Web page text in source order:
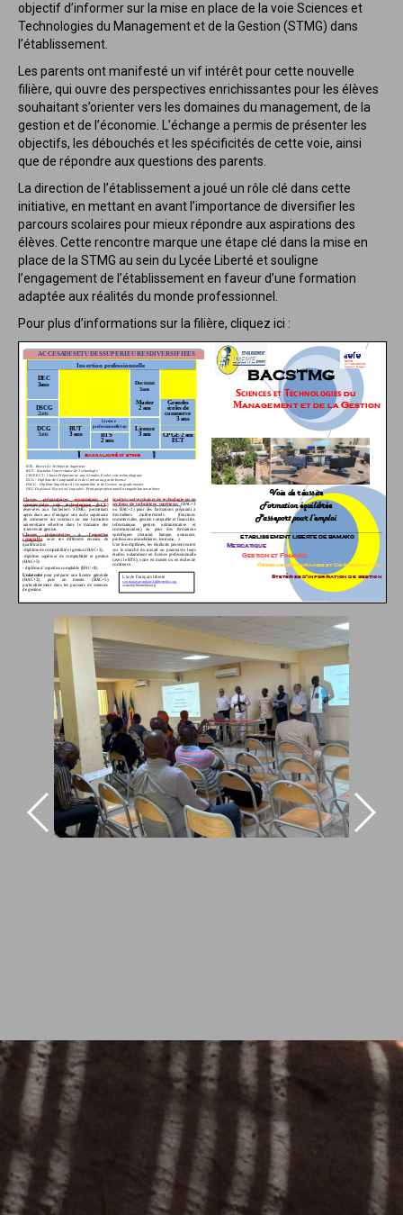
objectif d’informer sur la mise en place de la voie Sciences et
Technologies du Management et de la Gestion (STMG) dans
l’établissement.
Les parents ont manifesté un vif intérêt pour cette nouvelle
filière, qui ouvre des perspectives enrichissantes pour les élèves
souhaitant s’orienter vers les domaines du management, de la
gestion et de l’économie. L’échange a permis de présenter les
objectifs, les débouchés et les spécificités de cette voie, ainsi
que de répondre aux questions des parents.
La direction de l’établissement a joué un rôle clé dans cette
initiative, en mettant en avant l’importance de diversifier les
parcours scolaires pour mieux répondre aux aspirations des
élèves. Cette rencontre marque une étape clé dans la mise en
place de la STMG au sein du Lycée Liberté et souligne
l’engagement de l’établissement en faveur d’une formation
adaptée aux réalités du monde professionnel.
Pour plus d’informations sur la filière, cliquez ici :